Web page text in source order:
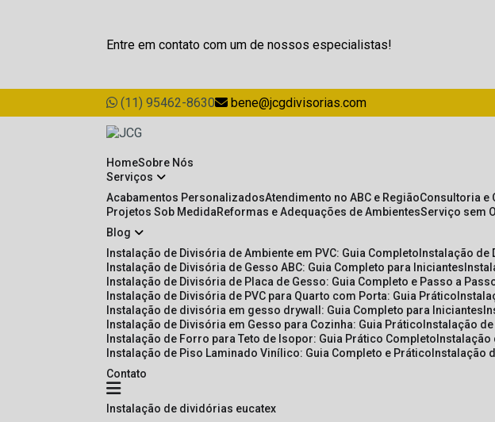
Entre em contato com um de nossos especialistas!
(11) 95462-8630 bene@jcgdivisorias.com
Home Sobre Nós
Serviços
Acabamentos Personalizados Atendimento no ABC e Região Consultoria
Projetos Sob Medida
Reformas e Adequações de Ambientes Serviço sem
Blog
Instalação de Divisória de Ambiente em PVC: Guia Completo Instalação de
Instalação de Divisória de Gesso ABC: Guia Completo para Iniciantes
Instalação de Divisória de Placa de Gesso: Guia Completo e Passo a
Instalação de Divisória de PVC para Quarto com Porta: Guia Prático
Instalação de divisória em gesso drywall: Guia Completo para Iniciantes
Instalação de Divisória em Gesso para Cozinha: Guia Prático Instalação
Instalação de Forro para Teto de Isopor: Guia Prático Completo
Instalação de Piso Laminado Vinílico: Guia Completo e Prático Instalação
Contato
instalação de dividórias eucatex